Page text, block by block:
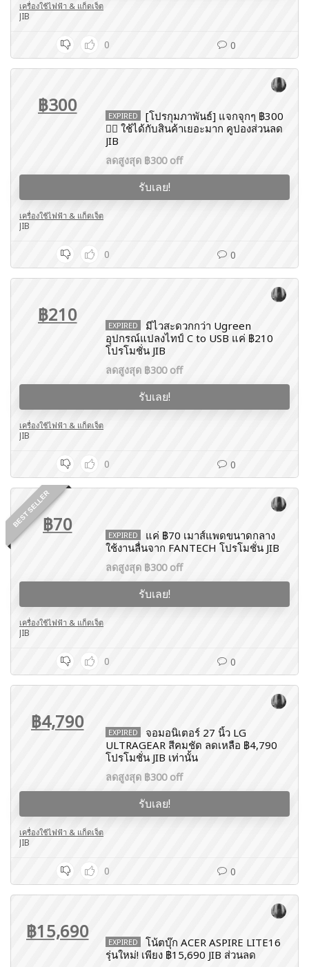
เครื่องใช้ไฟฟ้า & แก็ดเจ็ต
JIB
0 0
฿300 EXPIRED
[โปรกุมภาพันธ์] แจกจุกๆ ฿300
❤️‍🔥 ใช้ได้กับสินค้าเยอะมาก คูปองส่วนลด
JIB
ลดสูงสุด ฿300 off
รับเลย!
เครื่องใช้ไฟฟ้า & แก็ดเจ็ต
JIB
0 0
฿210 EXPIRED
มีไวสะดวกกว่า Ugreen
อุปกรณ์แปลงไทป์ C to USB แค่ ฿210
โปรโมชั่น JIB
ลดสูงสุด ฿300 off
รับเลย!
เครื่องใช้ไฟฟ้า & แก็ดเจ็ต
JIB
0 0
BEST SELLER฿70 EXPIRED
แค่ ฿70 เมาส์แพดขนาดกลาง
ใช้งานลื่นจาก FANTECH โปรโมชั่น JIB
ลดสูงสุด ฿300 off
รับเลย!
เครื่องใช้ไฟฟ้า & แก็ดเจ็ต
JIB
0 0
฿4,790 EXPIRED
จอมอนิเตอร์ 27 นิ้ว LG
ULTRAGEAR สีคมชัด ลดเหลือ ฿4,790
โปรโมชั่น JIB เท่านั้น
ลดสูงสุด ฿300 off
รับเลย!
เครื่องใช้ไฟฟ้า & แก็ดเจ็ต
JIB
0 0
฿15,690 EXPIRED
โน้ตบุ๊ก ACER ASPIRE LITE16
รุ่นใหม่! เพียง ฿15,690 JIB ส่วนลด